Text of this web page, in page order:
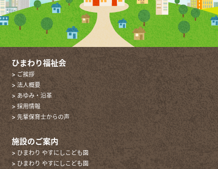
ひまわり福祉会
> ご挨拶
> 法人概要
> あゆみ・沿革
> 採用情報
> 先輩保育士からの声
施設のご案内
> ひまわり やすにしこども園
> ひまわり やすにしこども園